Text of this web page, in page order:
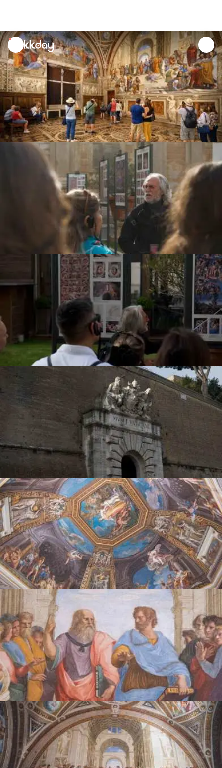
unread
notifications